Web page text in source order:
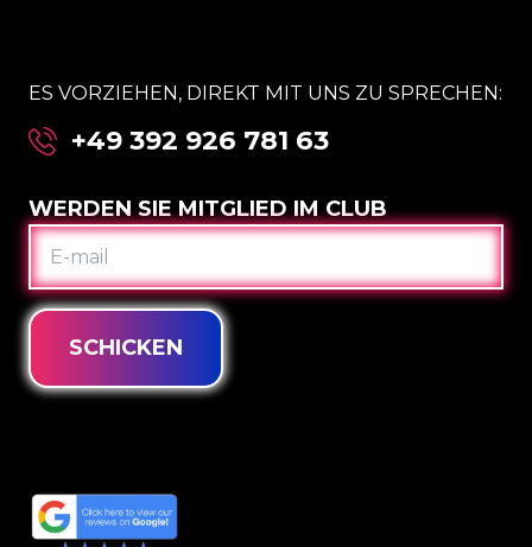
ES VORZIEHEN, DIREKT MIT UNS ZU SPRECHEN:
+49 392 926 781 63
WERDEN SIE MITGLIED IM CLUB
E-
MAIL
SCHICKEN